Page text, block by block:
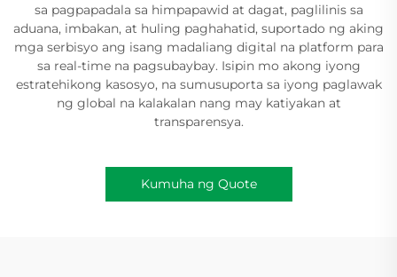
sa pagpapadala sa himpapawid at dagat, paglilinis sa
aduana, imbakan, at huling paghahatid, suportado ng aking
mga serbisyo ang isang madaliang digital na platform para
sa real-time na pagsubaybay. Isipin mo akong iyong
estratehikong kasosyo, na sumusuporta sa iyong paglawak
ng global na kalakalan nang may katiyakan at
transparensya.
Kumuha ng Quote